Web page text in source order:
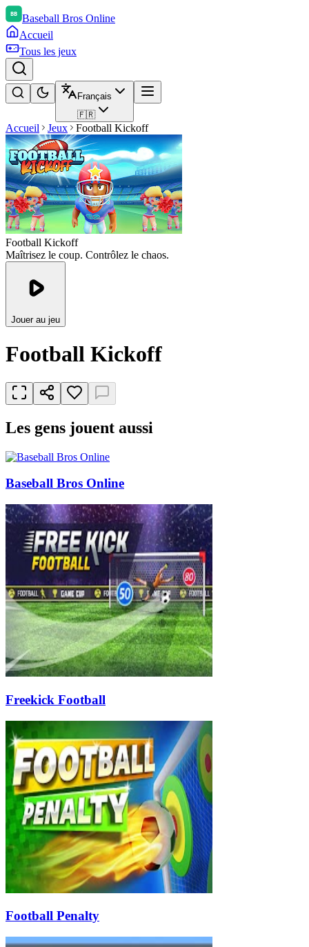
Baseball Bros Online
Accueil
Tous les jeux
Français
🇫🇷
Accueil Jeux Football Kickoff
Football Kickoff
Maîtrisez le coup. Contrôlez le chaos.
Jouer au jeu
Football Kickoff
Les gens jouent aussi
Baseball Bros Online
Freekick Football
Football Penalty